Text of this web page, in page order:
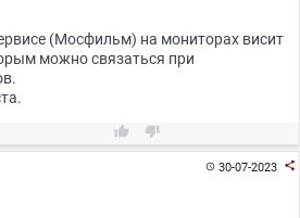
(Мосфильм) на мониторах висит
можно связаться при
 
30-07-2023 